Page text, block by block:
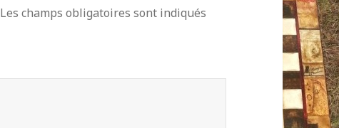
Les champs obligatoires sont indiqués